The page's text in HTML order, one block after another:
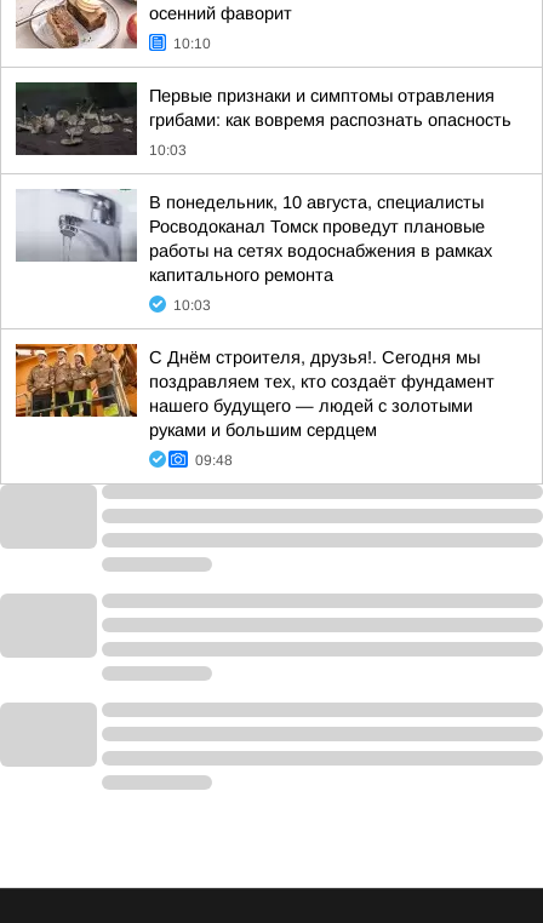
осенний фаворит
10:10
Первые признаки и симптомы отравления
грибами: как вовремя распознать опасность
10:03
В понедельник, 10 августа, специалисты
Росводоканал Томск проведут плановые
работы на сетях водоснабжения в рамках
капитального ремонта
10:03
С Днём строителя, друзья!. Сегодня мы
поздравляем тех, кто создаёт фундамент
нашего будущего — людей с золотыми
руками и большим сердцем
09:48